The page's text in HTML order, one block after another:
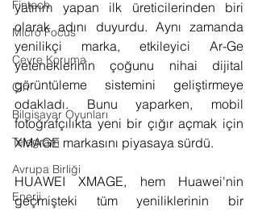
Fintech
Micro Focus
Çevre Koruma
Çin
Bilgisayar Oyunları
Telegram
Avrupa Birliği
Enerji
yatırım yapan ilk üreticilerinden biri
olarak adını duyurdu. Aynı zamanda
yenilikçi marka, etkileyici Ar-Ge
yeteneklerinin çoğunu nihai dijital
görüntüleme sistemini geliştirmeye
odakladı. Bunu yaparken, mobil
fotoğrafçılıkta yeni bir çığır açmak için
XMAGE markasını piyasaya sürdü.
HUAWEI XMAGE, hem Huawei'nin
geçmişteki tüm yeniliklerinin bir